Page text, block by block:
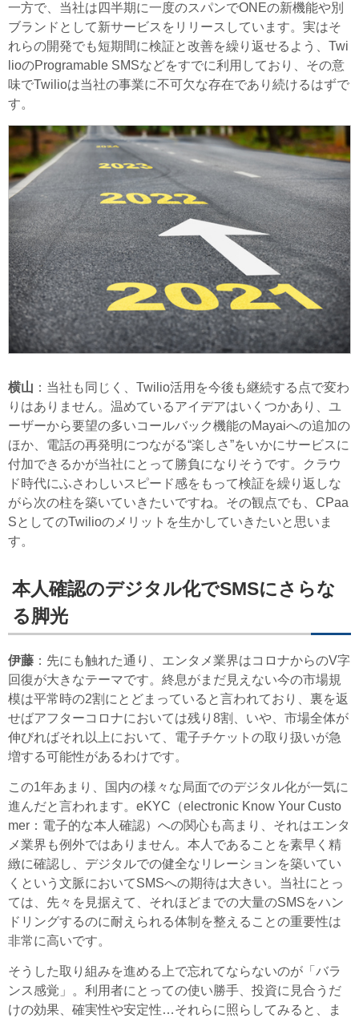
一方で、当社は四半期に一度のスパンでONEの新機能や別
ブランドとして新サービスをリリースしています。実はそ
れらの開発でも短期間に検証と改善を繰り返せるよう、Twi
lioのProgramable SMSなどをすでに利用しており、その意
味でTwilioは当社の事業に不可欠な存在であり続けるはずで
す。
横山 ：当社も同じく、Twilio活用を今後も継続する点で変わ
りはありません。温めているアイデアはいくつかあり、ユ
ーザーから要望の多いコールバック機能のMayaiへの追加の
ほか、電話の再発明につながる“楽しさ”をいかにサービスに
付加できるかが当社にとって勝負になりそうです。クラウ
ド時代にふさわしいスピード感をもって検証を繰り返しな
がら次の柱を築いていきたいですね。その観点でも、CPaa
SとしてのTwilioのメリットを生かしていきたいと思いま
す。
本人確認のデジタル化でSMSにさらな
る脚光
伊藤 ：先にも触れた通り、エンタメ業界はコロナからのV字
回復が大きなテーマです。終息がまだ見えない今の市場規
模は平常時の2割にとどまっていると言われており、裏を返
せばアフターコロナにおいては残り8割、いや、市場全体が
伸びればそれ以上において、電子チケットの取り扱いが急
増する可能性があるわけです。
この1年あまり、国内の様々な局面でのデジタル化が一気に
進んだと言われます。eKYC（electronic Know Your Custo
mer：電子的な本人確認）への関心も高まり、それはエンタ
メ業界も例外ではありません。本人であることを素早く精
緻に確認し、デジタルでの健全なリレーションを築いてい
くという文脈においてSMSへの期待は大きい。当社にとっ
ては、先々を見据えて、それほどまでの大量のSMSをハン
ドリングするのに耐えられる体制を整えることの重要性は
非常に高いです。
そうした取り組みを進める上で忘れてならないのが「バラ
ンス感覚」。利用者にとっての使い勝手、投資に見合うだ
けの効果、確実性や安定性…それらに照らしてみると、ま